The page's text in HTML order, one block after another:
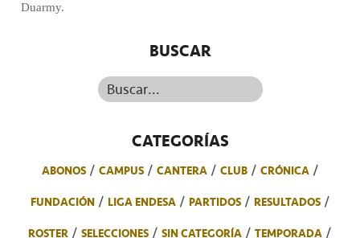
Duarmy.
BUSCAR
Buscar...
CATEGORÍAS
ABONOS CAMPUS CANTERA CLUB
CRÓNICA
FUNDACIÓN
LIGA ENDESA PARTIDOS
RESULTADOS
ROSTER
SELECCIONES SIN CATEGORÍA TEMPORADA